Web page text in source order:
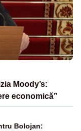
Moody’s:
economică”
Bolojan: